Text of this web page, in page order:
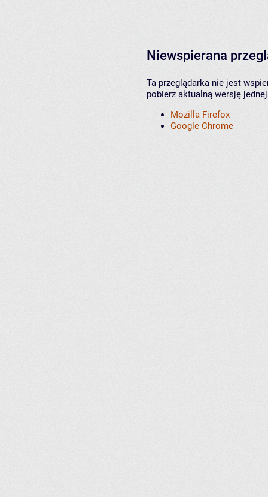
Niewspierana
Ta przeglądarka nie jest
pobierz aktualną wersję
Mozilla Firefox
Google Chrome